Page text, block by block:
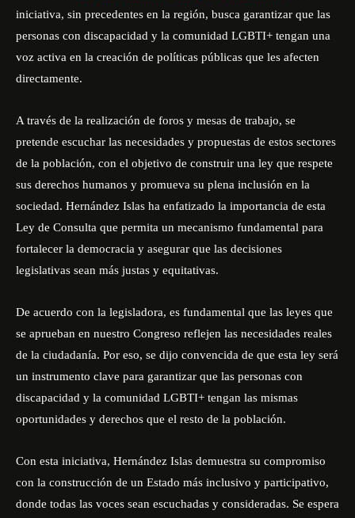
iniciativa, sin precedentes en la región, busca garantizar que las
personas con discapacidad y la comunidad LGBTI+ tengan una
voz activa en la creación de políticas públicas que les afecten
directamente.
A través de la realización de foros y mesas de trabajo, se
pretende escuchar las necesidades y propuestas de estos sectores
de la población, con el objetivo de construir una ley que respete
sus derechos humanos y promueva su plena inclusión en la
sociedad. Hernández Islas ha enfatizado la importancia de esta
Ley de Consulta que permita un mecanismo fundamental para
fortalecer la democracia y asegurar que las decisiones
legislativas sean más justas y equitativas.
De acuerdo con la legisladora, es fundamental que las leyes que
se aprueban en nuestro Congreso reflejen las necesidades reales
de la ciudadanía. Por eso, se dijo convencida de que esta ley será
un instrumento clave para garantizar que las personas con
discapacidad y la comunidad LGBTI+ tengan las mismas
oportunidades y derechos que el resto de la población.
Con esta iniciativa, Hernández Islas demuestra su compromiso
con la construcción de un Estado más inclusivo y participativo,
donde todas las voces sean escuchadas y consideradas. Se espera